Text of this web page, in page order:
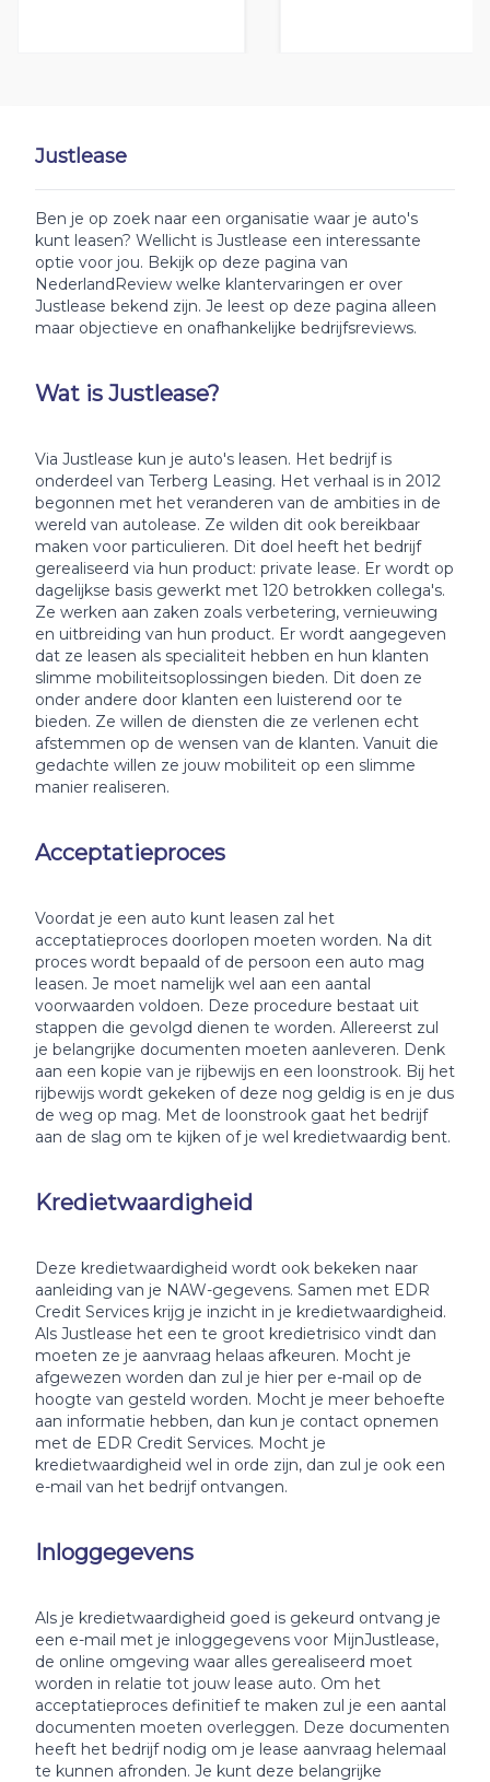
Justlease
Ben je op zoek naar een organisatie waar je auto's
kunt leasen? Wellicht is Justlease een interessante
optie voor jou. Bekijk op deze pagina van
NederlandReview welke klantervaringen er over
Justlease bekend zijn. Je leest op deze pagina alleen
maar objectieve en onafhankelijke bedrijfsreviews.
Wat is Justlease?
Via Justlease kun je auto's leasen. Het bedrijf is
onderdeel van Terberg Leasing. Het verhaal is in 2012
begonnen met het veranderen van de ambities in de
wereld van autolease. Ze wilden dit ook bereikbaar
maken voor particulieren. Dit doel heeft het bedrijf
gerealiseerd via hun product: private lease. Er wordt op
dagelijkse basis gewerkt met 120 betrokken collega's.
Ze werken aan zaken zoals verbetering, vernieuwing
en uitbreiding van hun product. Er wordt aangegeven
dat ze leasen als specialiteit hebben en hun klanten
slimme mobiliteitsoplossingen bieden. Dit doen ze
onder andere door klanten een luisterend oor te
bieden. Ze willen de diensten die ze verlenen echt
afstemmen op de wensen van de klanten. Vanuit die
gedachte willen ze jouw mobiliteit op een slimme
manier realiseren.
Acceptatieproces
Voordat je een auto kunt leasen zal het
acceptatieproces doorlopen moeten worden. Na dit
proces wordt bepaald of de persoon een auto mag
leasen. Je moet namelijk wel aan een aantal
voorwaarden voldoen. Deze procedure bestaat uit
stappen die gevolgd dienen te worden. Allereerst zul
je belangrijke documenten moeten aanleveren. Denk
aan een kopie van je rijbewijs en een loonstrook. Bij het
rijbewijs wordt gekeken of deze nog geldig is en je dus
de weg op mag. Met de loonstrook gaat het bedrijf
aan de slag om te kijken of je wel kredietwaardig bent.
Kredietwaardigheid
Deze kredietwaardigheid wordt ook bekeken naar
aanleiding van je NAW-gegevens. Samen met EDR
Credit Services krijg je inzicht in je kredietwaardigheid.
Als Justlease het een te groot kredietrisico vindt dan
moeten ze je aanvraag helaas afkeuren. Mocht je
afgewezen worden dan zul je hier per e-mail op de
hoogte van gesteld worden. Mocht je meer behoefte
aan informatie hebben, dan kun je contact opnemen
met de EDR Credit Services. Mocht je
kredietwaardigheid wel in orde zijn, dan zul je ook een
e-mail van het bedrijf ontvangen.
Inloggegevens
Als je kredietwaardigheid goed is gekeurd ontvang je
een e-mail met je inloggegevens voor MijnJustlease,
de online omgeving waar alles gerealiseerd moet
worden in relatie tot jouw lease auto. Om het
acceptatieproces definitief te maken zul je een aantal
documenten moeten overleggen. Deze documenten
heeft het bedrijf nodig om je lease aanvraag helemaal
te kunnen afronden. Je kunt deze belangrijke